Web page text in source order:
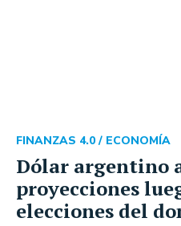
Dólar argentino
proyecciones
elecciones del
FINANZAS 4.0 / ECONOMÍA